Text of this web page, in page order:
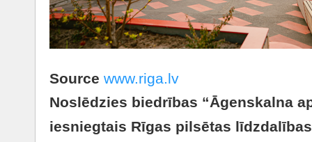
Source www.riga.lv
Noslēdzies biedrības “Āgenskalna
iesniegtais Rīgas pilsētas